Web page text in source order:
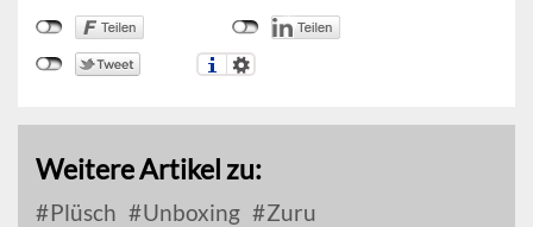
Weitere Artikel zu:
Plüsch Unboxing Zuru